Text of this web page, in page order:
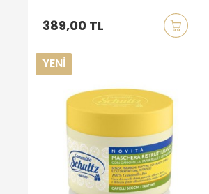
389,00 TL
YENI